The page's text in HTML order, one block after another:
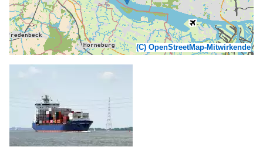
(C) OpenStreetMap-Mitwirkende